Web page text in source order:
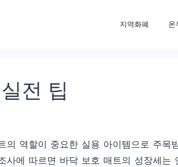
지역화폐 온
전 팁
의 역할이 중요한 실용 아이템으로 주
에 따르면 바닥 보호 매트의 성장세는